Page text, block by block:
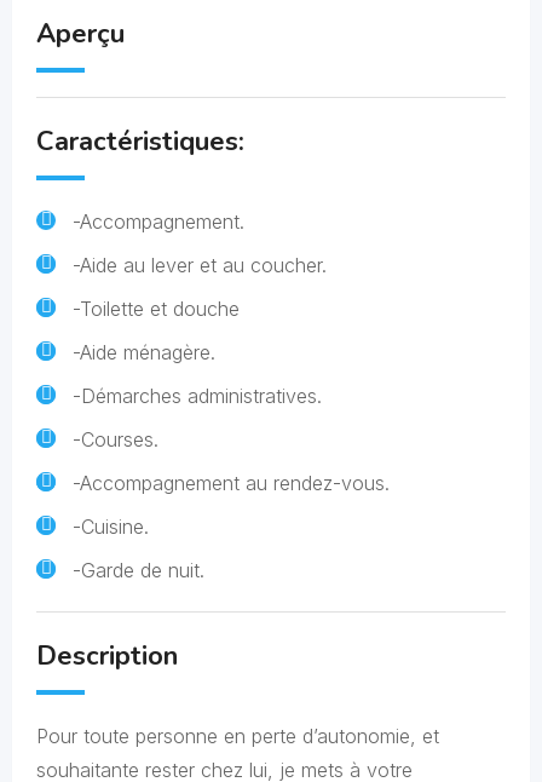
Aperçu
Caractéristiques:
-Accompagnement.
-Aide au lever et au coucher.
-Toilette et douche
-Aide ménagère.
-Démarches administratives.
-Courses.
-Accompagnement au rendez-vous.
-Cuisine.
-Garde de nuit.
Description
Pour toute personne en perte d’autonomie, et
souhaitante rester chez lui, je mets à votre